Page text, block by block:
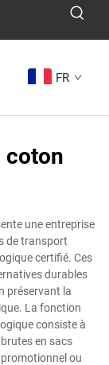
FR
coton
une entreprise
de transport
certifié. Ces
durables
préservant la
La fonction
consiste à
en sacs
ou